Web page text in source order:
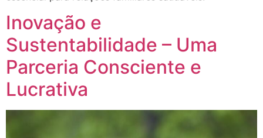
Inovação e
Sustentabilidade – Uma
Parceria Consciente e
Lucrativa